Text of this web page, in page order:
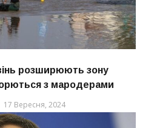
розширюють зону
з мародерами
17 Вересня, 2024